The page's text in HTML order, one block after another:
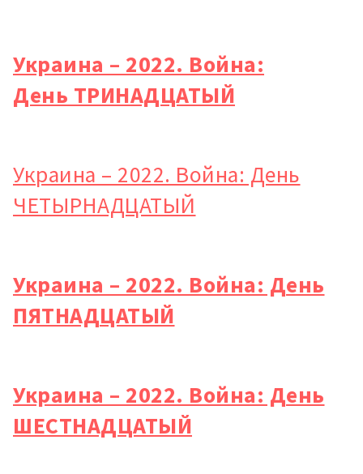
Украина – 2022. Война:
День ТРИНАДЦАТЫЙ
Украина – 2022. Война: День
ЧЕТЫРНАДЦАТЫЙ
Украина – 2022. Война: День
ПЯТНАДЦАТЫЙ
Украина – 2022. Война: День
ШЕСТНАДЦАТЫЙ